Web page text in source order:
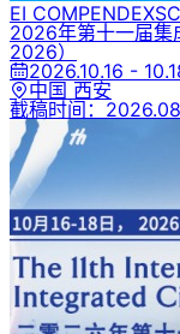
EI COMPENDEX
2026年第十一届集
2026）
2026.10.16 -
中国 西安
截稿时间：